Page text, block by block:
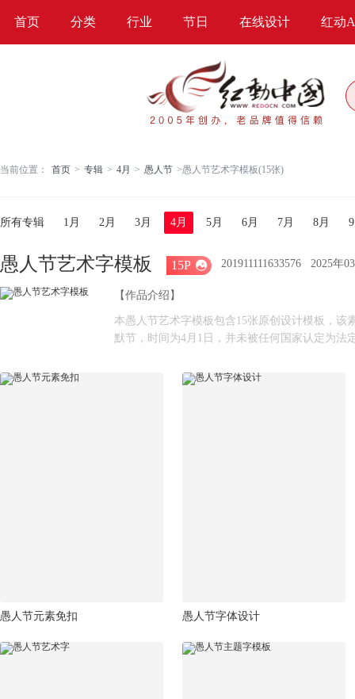
首页 分类 行业 节日 在线设计 红动
当前位置： 首页 > 专辑 > 4月 > 愚人节 >愚人节艺术字模板(15张)
所有专辑 1月 2月 3月 4月 5月 6月 7月 8月
愚人节艺术字模板 15P  201911111633576 2025年
【作品介绍】
本愚人节艺术字模板包含15张原创设计模板，该
默节，时间为4月1日，并未被任何国家认定为法
愚人节元素免扣 愚人节字体设计